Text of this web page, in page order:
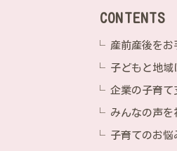
CONTENTS
産前産後をお
子どもと地域
企業の子育て
みんなの声を
子育てのお悩